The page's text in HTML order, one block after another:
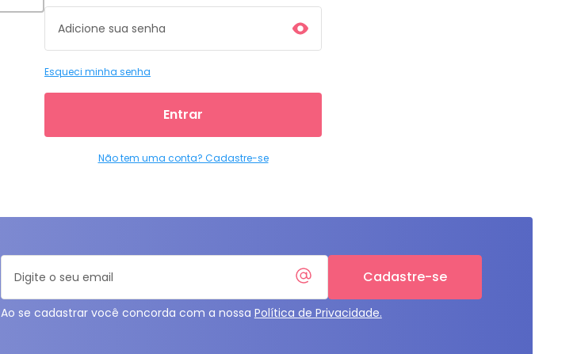
Esqueci minha senha
Entrar
Não tem uma conta? Cadastre-se
Cadastre-se
Ao se cadastrar você concorda com a nossa Política de Privacidade.